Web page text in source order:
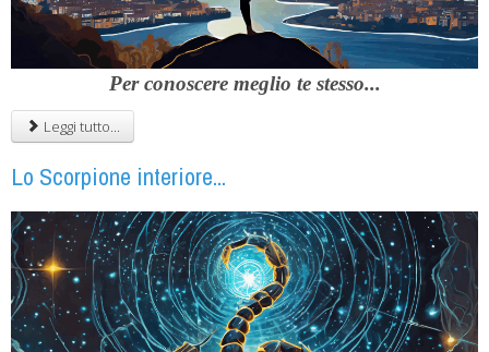
Per conoscere meglio te stesso...
Leggi tutto...
Lo Scorpione interiore...